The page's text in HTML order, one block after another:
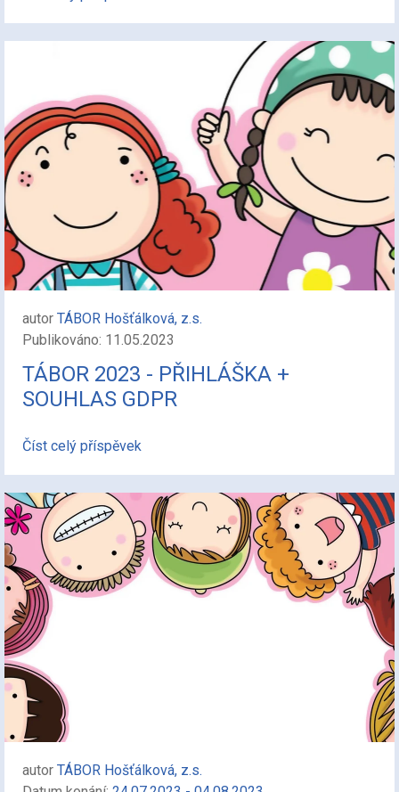
autor TÁBOR Hošťálková, z.s.
Publikováno: 11.05.2023
TÁBOR 2023 - PŘIHLÁŠKA +
SOUHLAS GDPR
Číst celý příspěvek
autor TÁBOR Hošťálková, z.s.